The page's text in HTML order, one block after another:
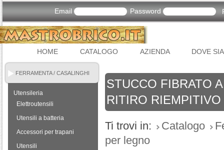
Email Password
HOME CATALOGO AZIENDA DOVE
FERRAMENTA / CASALINGHI
Utensileria
Elettroutensili
Utensili a batteria
Accessori per trapani
Utensili
STUCCO FIBRATO
RITIRO
Ti trovi in: Catalogo
per legno